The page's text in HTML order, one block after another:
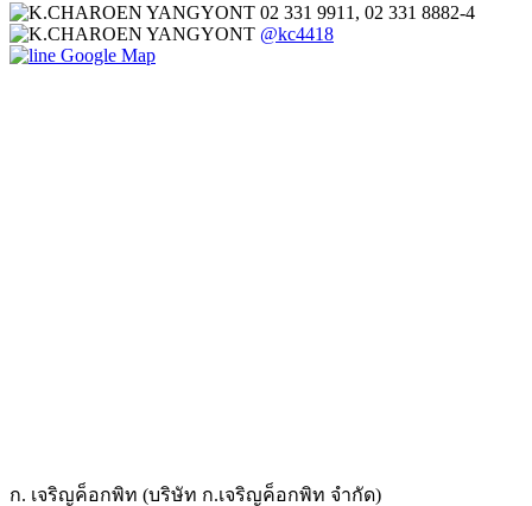
02 331 9911, 02 331 8882-4
@kc4418
Google Map
ก. เจริญค็อกพิท (บริษัท ก.เจริญค็อกพิท จำกัด)